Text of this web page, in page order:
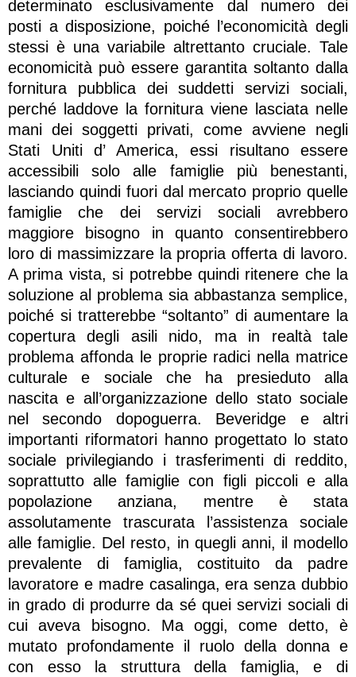
determinato esclusivamente dal numero dei
posti a disposizione, poiché l’economicità degli
stessi è una variabile altrettanto cruciale. Tale
economicità può essere garantita soltanto dalla
fornitura pubblica dei suddetti servizi sociali,
perché laddove la fornitura viene lasciata nelle
mani dei soggetti privati, come avviene negli
Stati Uniti d’ America, essi risultano essere
accessibili solo alle famiglie più benestanti,
lasciando quindi fuori dal mercato proprio quelle
famiglie che dei servizi sociali avrebbero
maggiore bisogno in quanto consentirebbero
loro di massimizzare la propria offerta di lavoro.
A prima vista, si potrebbe quindi ritenere che la
soluzione al problema sia abbastanza semplice,
poiché si tratterebbe “soltanto” di aumentare la
copertura degli asili nido, ma in realtà tale
problema affonda le proprie radici nella matrice
culturale e sociale che ha presieduto alla
nascita e all’organizzazione dello stato sociale
nel secondo dopoguerra. Beveridge e altri
importanti riformatori hanno progettato lo stato
sociale privilegiando i trasferimenti di reddito,
soprattutto alle famiglie con figli piccoli e alla
popolazione anziana, mentre è stata
assolutamente trascurata l’assistenza sociale
alle famiglie. Del resto, in quegli anni, il modello
prevalente di famiglia, costituito da padre
lavoratore e madre casalinga, era senza dubbio
in grado di produrre da sé quei servizi sociali di
cui aveva bisogno. Ma oggi, come detto, è
mutato profondamente il ruolo della donna e
con esso la struttura della famiglia, e di